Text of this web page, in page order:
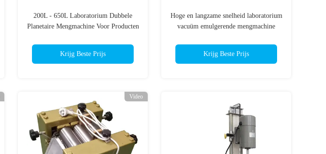
200L - 650L Laboratorium Dubbele
Planetaire Mengmachine Voor Producten
Krijg Beste Prijs
Hoge en langzame snelheid laboratorium
vacuüm emulgerende mengmachine
Krijg Beste Prijs
Video